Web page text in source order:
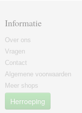
Informatie
Over ons
Vragen
Contact
Algemene voorwaarden
Meer shops
Herroeping